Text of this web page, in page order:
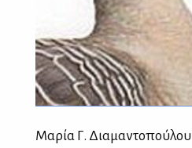
Μαρία Γ. Διαμαντοπούλου